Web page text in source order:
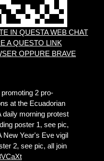
IN QUESTA WEB CHAT
A QUESTO LINK
OPPURE BRAVE
2 pro-
at the Ecuadorian
daily morning protest
poster 1, see pic,
New Year's Eve vigil
2, see pic, all join